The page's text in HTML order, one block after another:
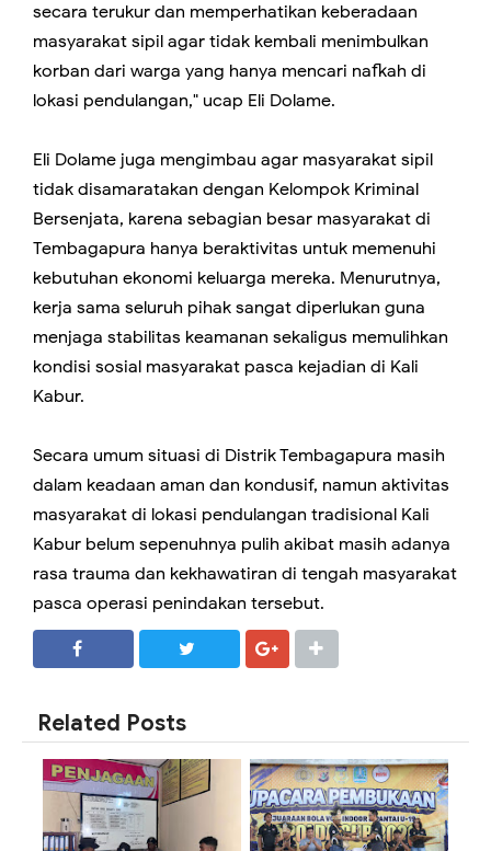
secara terukur dan memperhatikan keberadaan
masyarakat sipil agar tidak kembali menimbulkan
korban dari warga yang hanya mencari nafkah di
lokasi pendulangan," ucap Eli Dolame.
Eli Dolame juga mengimbau agar masyarakat sipil
tidak disamaratakan dengan Kelompok Kriminal
Bersenjata, karena sebagian besar masyarakat di
Tembagapura hanya beraktivitas untuk memenuhi
kebutuhan ekonomi keluarga mereka. Menurutnya,
kerja sama seluruh pihak sangat diperlukan guna
menjaga stabilitas keamanan sekaligus memulihkan
kondisi sosial masyarakat pasca kejadian di Kali
Kabur.
Secara umum situasi di Distrik Tembagapura masih
dalam keadaan aman dan kondusif, namun aktivitas
masyarakat di lokasi pendulangan tradisional Kali
Kabur belum sepenuhnya pulih akibat masih adanya
rasa trauma dan kekhawatiran di tengah masyarakat
pasca operasi penindakan tersebut.
Related Posts